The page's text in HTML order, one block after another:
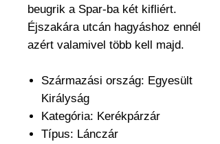
beugrik a Spar-ba két kifliért.
Éjszakára utcán hagyáshoz ennél
azért valamivel több kell majd.
Származási ország: Egyesült
Királyság
Kategória: Kerékpárzár
Típus: Lánczár